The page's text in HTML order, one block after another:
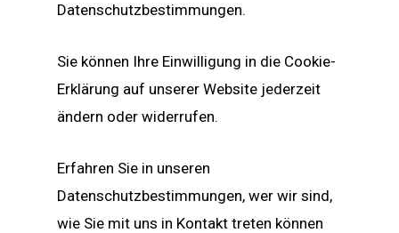
Datenschutzbestimmungen.
Sie können Ihre Einwilligung in die Cookie-
Erklärung auf unserer Website jederzeit
ändern oder widerrufen.
Erfahren Sie in unseren
Datenschutzbestimmungen, wer wir sind,
wie Sie mit uns in Kontakt treten können